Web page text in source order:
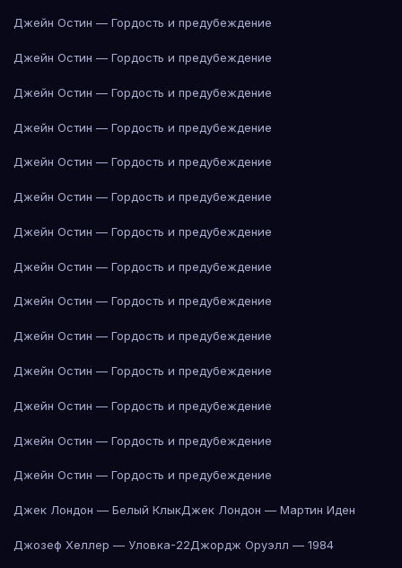
Джейн Остин — Гордость и предубеждение
Джейн Остин — Гордость и предубеждение
Джейн Остин — Гордость и предубеждение
Джейн Остин — Гордость и предубеждение
Джейн Остин — Гордость и предубеждение
Джейн Остин — Гордость и предубеждение
Джейн Остин — Гордость и предубеждение
Джейн Остин — Гордость и предубеждение
Джейн Остин — Гордость и предубеждение
Джейн Остин — Гордость и предубеждение
Джейн Остин — Гордость и предубеждение
Джейн Остин — Гордость и предубеждение
Джейн Остин — Гордость и предубеждение
Джейн Остин — Гордость и предубеждение
Джек Лондон — Белый КлыкДжек Лондон — Мартин Иден
Джозеф Хеллер — Уловка-22Джордж Оруэлл — 1984